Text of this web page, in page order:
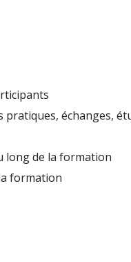
échanges,
long de la formation
formation